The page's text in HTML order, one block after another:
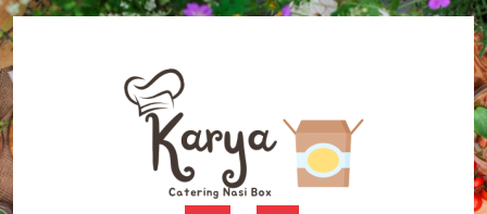
Skip
to
content